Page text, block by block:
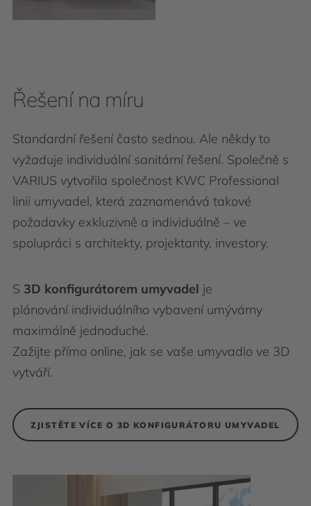
Řešení na míru
Standardní řešení často sednou. Ale někdy to
vyžaduje individuální sanitární řešení. Společně s
VARIUS vytvořila společnost KWC Professional
linii umyvadel, která zaznamenává takové
požadavky exkluzivně a individuálně – ve
spolupráci s architekty, projektanty, investory.
S 3D konfigurátorem umyvadel je
plánování individuálního vybavení umývárny
maximálně jednoduché.
Zažijte přímo online, jak se vaše umyvadlo ve 3D
vytváří.
ZJISTĚTE VÍCE O 3D KONFIGURÁTORU UMYVADEL